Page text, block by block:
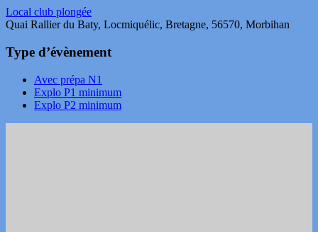
Local club plongée
Quai Rallier du Baty, Locmiquélic, Bretagne, 56570, Morbihan
Type d’évènement
Avec prépa N1
Explo P1 minimum
Explo P2 minimum